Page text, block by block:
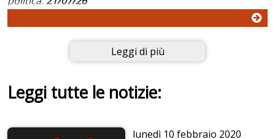
Leggi di più
Leggi tutte le notizie:
lunedì 10 febbraio 2020